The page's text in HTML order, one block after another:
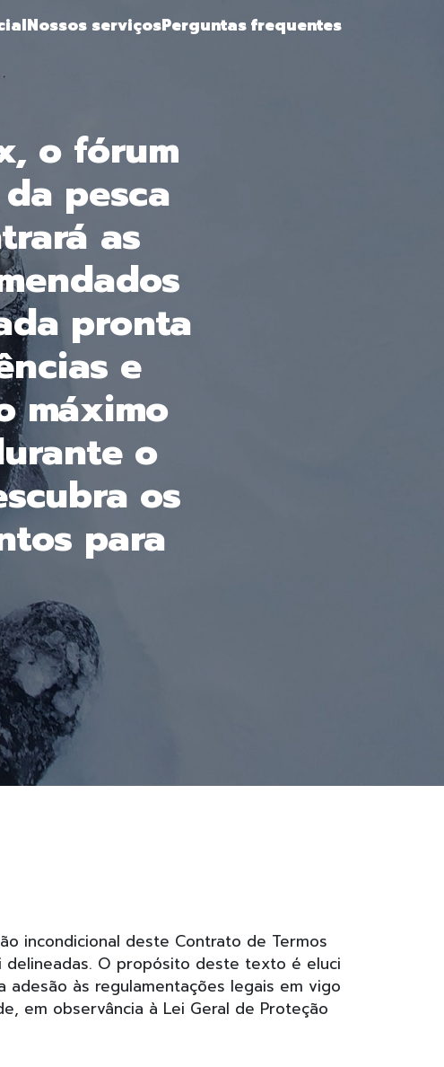
Nossos serviçosPerguntas frequentes
o fórum
pesca
as
pronta
e
máximo
o
os
para
incondicional deste Contrato de Termos
delineadas. O propósito deste texto é eluci
às regulamentações legais em vigo
em observância à Lei Geral de Proteção